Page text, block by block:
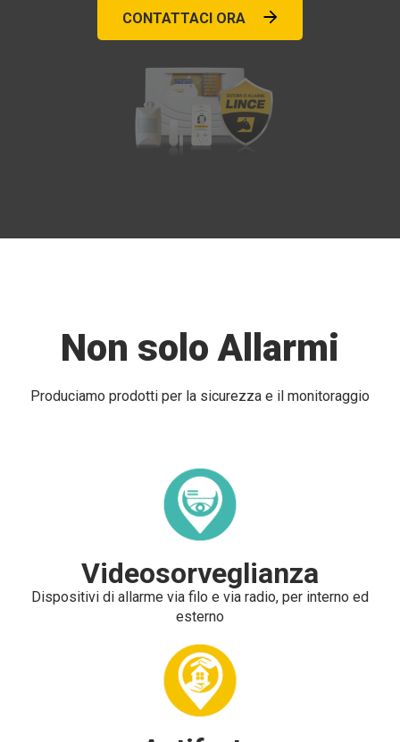
CONTATTACI ORA
Non solo Allarmi
Produciamo prodotti per la sicurezza e il monitoraggio
Videosorveglianza
Dispositivi di allarme via filo e via radio, per interno ed
esterno